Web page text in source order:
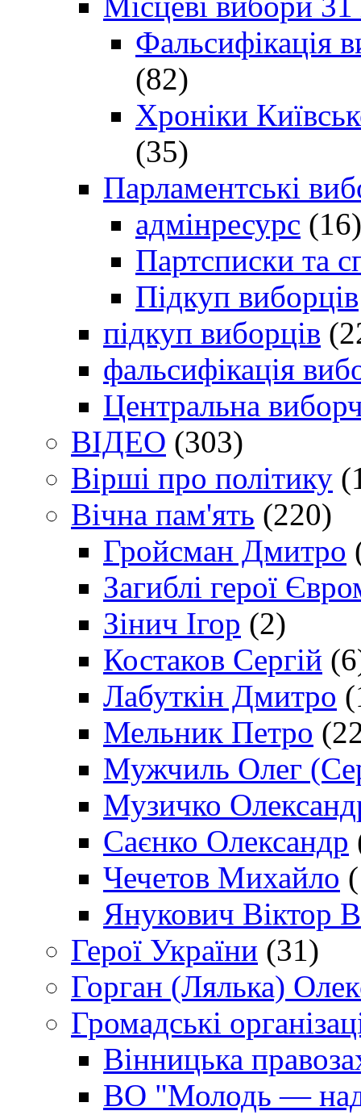
Фальсифікація
(82)
Хроніки
(35)
Парламентські
адмінресурс (16)
Партсписки та
Підкуп виборців
підкуп виборців
фальсифікація
Центральна
ВІДЕО (303)
Вірші про політику
Вічна пам'ять (220)
Гройсман Дмитро
Загиблі герої
Зінич Ігор (2)
Костаков Сергій
Лабуткін Дмитро
Мельник Петро
Мужчиль Олег
Музичко
Саєнко Олександр
Чечетов Михайло
Янукович Віктор
Герої України (31)
Горган (Лялька)
Громадські
Вінницька
ВО "Молодь —